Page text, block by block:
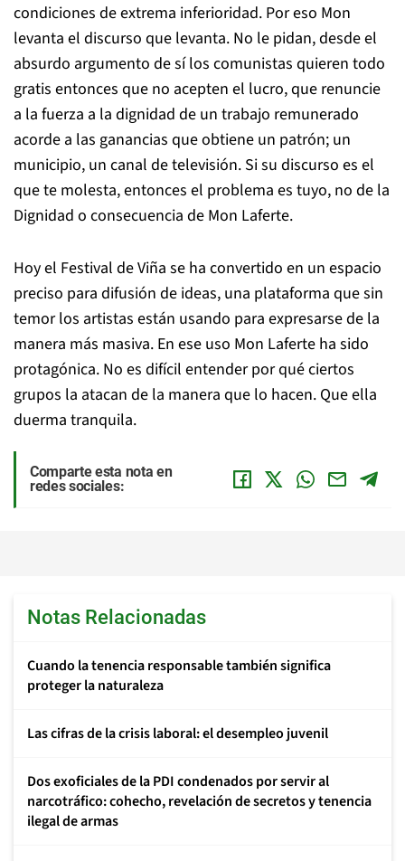
condiciones de extrema inferioridad. Por eso Mon
levanta el discurso que levanta. No le pidan, desde el
absurdo argumento de sí los comunistas quieren todo
gratis entonces que no acepten el lucro, que renuncie
a la fuerza a la dignidad de un trabajo remunerado
acorde a las ganancias que obtiene un patrón; un
municipio, un canal de televisión. Si su discurso es el
que te molesta, entonces el problema es tuyo, no de la
Dignidad o consecuencia de Mon Laferte.
Hoy el Festival de Viña se ha convertido en un espacio
preciso para difusión de ideas, una plataforma que sin
temor los artistas están usando para expresarse de la
manera más masiva. En ese uso Mon Laferte ha sido
protagónica. No es difícil entender por qué ciertos
grupos la atacan de la manera que lo hacen. Que ella
duerma tranquila.
Comparte esta nota en
redes sociales:
Notas Relacionadas
Cuando la tenencia responsable también significa
proteger la naturaleza
Las cifras de la crisis laboral: el desempleo juvenil
Dos exoficiales de la PDI condenados por servir al
narcotráfico: cohecho, revelación de secretos y tenencia
ilegal de armas